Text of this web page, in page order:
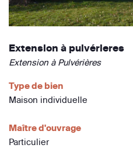
Extension à pulvérieres
Extension à Pulvérières
Type de bien
Maison individuelle
Maître d'ouvrage
Particulier